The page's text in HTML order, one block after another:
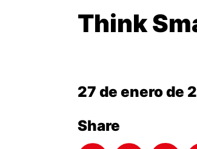
Think
27 de enero de
Share